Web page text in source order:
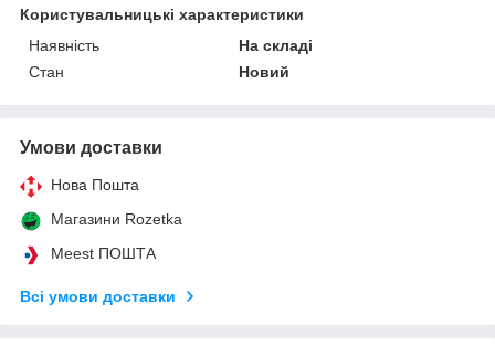
Користувальницькі характеристики
Наявність
На складі
Стан
Новий
Умови доставки
Нова Пошта
Магазини Rozetka
Meest ПОШТА
Всі умови доставки